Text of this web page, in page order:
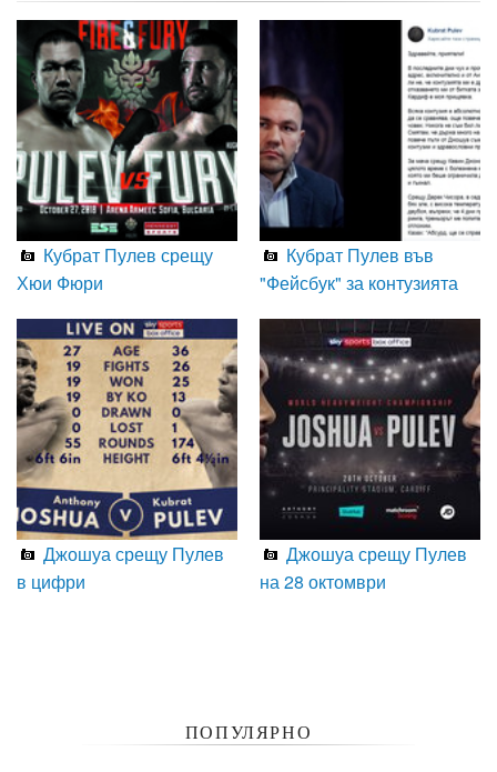
Кубрат Пулев срещу
Хюи Фюри
Кубрат Пулев във
"Фейсбук" за контузията
Джошуа срещу Пулев
в цифри
Джошуа срещу Пулев
на 28 октомври
ПОПУЛЯРНО